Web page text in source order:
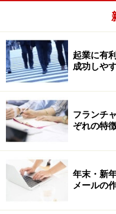
起業に有
成功しや
フランチ
ぞれの特
年末・新
メールの